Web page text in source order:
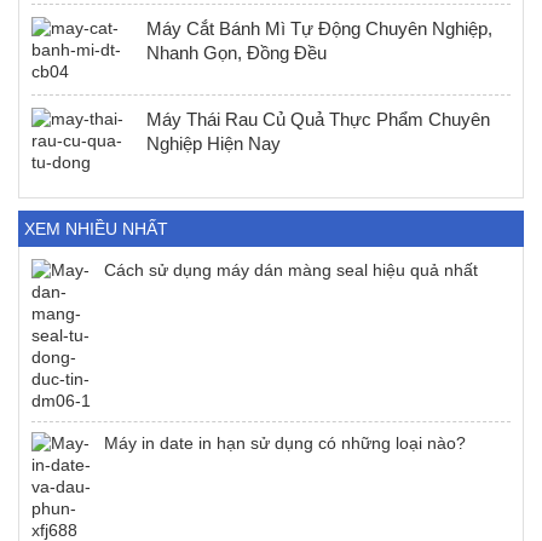
Máy Cắt Bánh Mì Tự Động Chuyên Nghiệp,
Nhanh Gọn, Đồng Đều
Máy Thái Rau Củ Quả Thực Phẩm Chuyên
Nghiệp Hiện Nay
XEM NHIỀU NHẤT
Cách sử dụng máy dán màng seal hiệu quả nhất
Máy in date in hạn sử dụng có những loại nào?